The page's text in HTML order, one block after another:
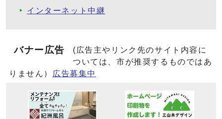
インターネット中継
バナー広告
(広告主やリンク先のサイト内容に
ついては、市が推奨するものではあ
りません）
広告募集中